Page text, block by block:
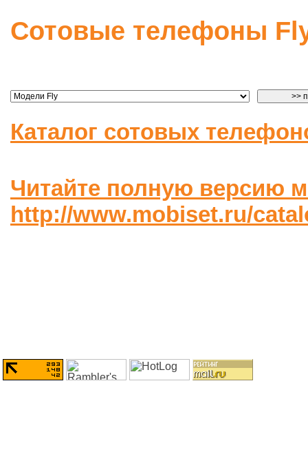
Сотовые телефоны
Каталог сотовых
Читайте полную версию
http://www.mobiset.ru/